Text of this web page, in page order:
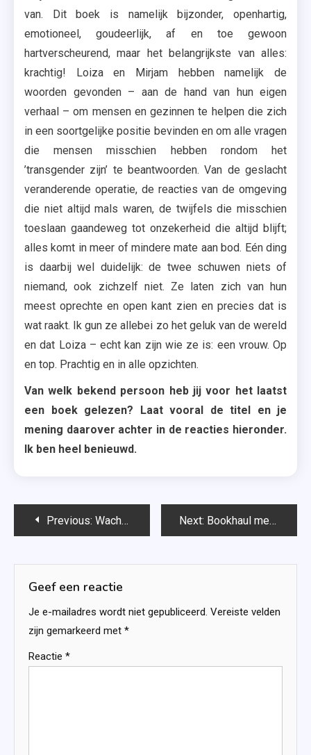
van. Dit boek is namelijk bijzonder, openhartig,
emotioneel, goudeerlijk, af en toe gewoon
hartverscheurend, maar het belangrijkste van alles:
krachtig! Loiza en Mirjam hebben namelijk de
woorden gevonden – aan de hand van hun eigen
verhaal – om mensen en gezinnen te helpen die zich
in een soortgelijke positie bevinden en om alle vragen
die mensen misschien hebben rondom het
’transgender zijn’ te beantwoorden. Van de geslacht
veranderende operatie, de reacties van de omgeving
die niet altijd mals waren, de twijfels die misschien
toeslaan gaandeweg tot onzekerheid die altijd blijft;
alles komt in meer of mindere mate aan bod. Eén ding
is daarbij wel duidelijk: de twee schuwen niets of
niemand, ook zichzelf niet. Ze laten zich van hun
meest oprechte en open kant zien en precies dat is
wat raakt. Ik gun ze allebei zo het geluk van de wereld
en dat Loiza – echt kan zijn wie ze is: een vrouw. Op
en top. Prachtig en in alle opzichten.
Van welk bekend persoon heb jij voor het laatst
een boek gelezen? Laat vooral de titel en je
mening daarover achter in de reacties hieronder.
Ik ben heel benieuwd.
Bericht
Previous: Wacht maar af – Loes den Hollander Next: Bookhaul mei 2022
Geef een reactie
Je e-mailadres wordt niet gepubliceerd. Vereiste velden
zijn gemarkeerd met *
Reactie *